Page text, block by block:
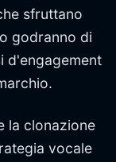
sfruttano
godranno di
d'engagement
la clonazione
vocale